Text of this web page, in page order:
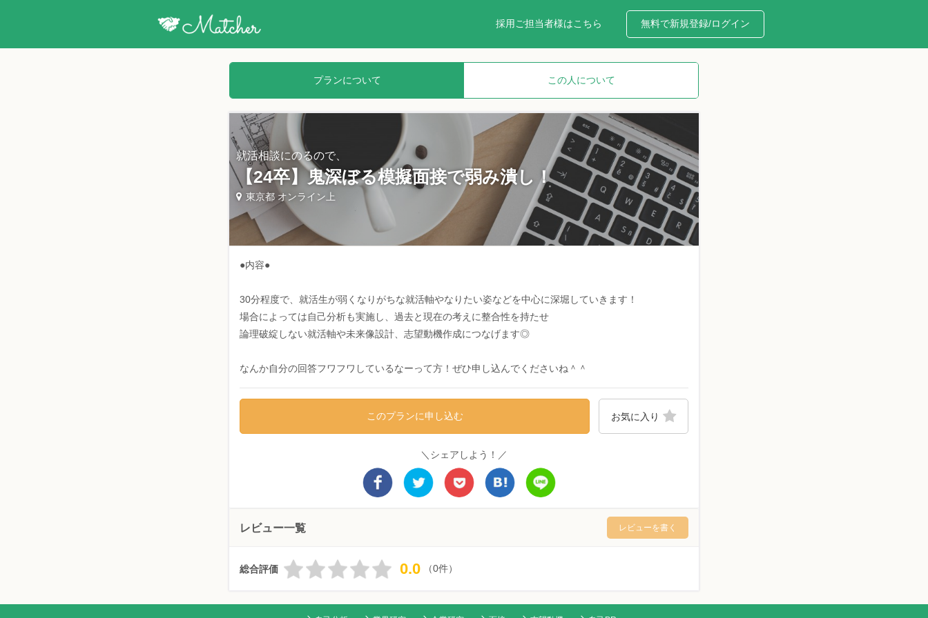
無料で新規登録/ログイン
採用ご担当者様はこちら
プランについて この人について
就活相談にのるので、
【24卒】鬼深ぼる模擬面接で弱み潰し！
東京都 オンライン上
●内容●
30分程度で、就活生が弱くなりがちな就活軸やなりたい姿などを中心に深堀していきます！
場合によっては自己分析も実施し、過去と現在の考えに整合性を持たせ
論理破綻しない就活軸や未来像設計、志望動機作成につなげます◎
なんか自分の回答フワフワしているなーって方！ぜひ申し込んでくださいね＾＾
このプランに申し込む お気に入り
＼シェアしよう！／
レビュー一覧 レビューを書く
総合評価 0.0 （0件）